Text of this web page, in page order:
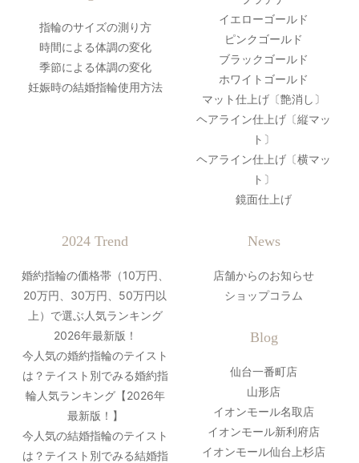
指輪のサイズの測り方
時間による体調の変化
季節による体調の変化
妊娠時の結婚指輪使用方法
イエローゴールド
ピンクゴールド
ブラックゴールド
ホワイトゴールド
マット仕上げ〔艶消し〕
ヘアライン仕上げ〔縦マッ
ト〕
ヘアライン仕上げ〔横マッ
ト〕
鏡面仕上げ
2024 Trend
婚約指輪の価格帯（10万円、
20万円、30万円、50万円以
上）で選ぶ人気ランキング
2026年最新版！
今人気の婚約指輪のテイスト
は？テイスト別でみる婚約指
輪人気ランキング【2026年
最新版！】
今人気の結婚指輪のテイスト
は？テイスト別でみる結婚指
News
店舗からのお知らせ
ショップコラム
Blog
仙台一番町店
山形店
イオンモール名取店
イオンモール新利府店
イオンモール仙台上杉店